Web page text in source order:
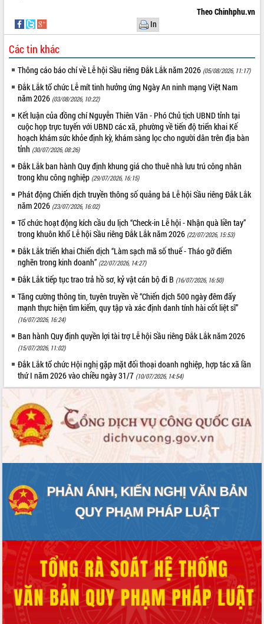
VIDEO
Không có file video nào để phát.
ALBUM ẢNH
LIÊN KẾT WEB
THỐNG KÊ TRUY CẬP
Hôm nay: 22602
Tất cả: 66067925
Theo Chinhphu.vn
In
Các tin khác
Thông cáo báo chí về Lễ hội Sầu riêng Đắk Lắk năm 2026 (05/08/2026, 11:17)
Đắk Lắk tổ chức Lễ mít tinh hưởng ứng Ngày An ninh mạng Việt Nam
năm 2026 (03/08/2026, 10:22)
Kết luận của đồng chí Nguyễn Thiên Văn - Phó Chủ tịch UBND tỉnh tại
cuộc họp trực tuyến với UBND các xã, phường về tiến độ triển khai Kế
hoạch khám sức khỏe định kỳ, khám sàng lọc cho người dân trên địa bàn
tỉnh (30/07/2026, 08:26)
Đắk Lắk ban hành Quy định khung giá cho thuê nhà lưu trú công nhân
trong khu công nghiệp (29/07/2026, 16:15)
Phát động Chiến dịch truyền thông số quảng bá Lễ hội Sầu riêng Đắk Lắk
năm 2026 (23/07/2026, 16:02)
Tổ chức hoạt động kích cầu du lịch “Check-in Lễ hội - Nhận quà liền tay”
trong khuôn khổ Lễ hội Sầu riêng Đắk Lắk năm 2026 (22/07/2026, 15:53)
Đắk Lắk triển khai Chiến dịch “Làm sạch mã số thuế - Tháo gỡ điểm
nghẽn trong kinh doanh” (22/07/2026, 14:27)
Đắk Lắk tiếp tục trao trả hồ sơ, kỷ vật cán bộ đi B (16/07/2026, 16:50)
Tăng cường thông tin, tuyên truyền về “Chiến dịch 500 ngày đêm đẩy
mạnh thực hiện tìm kiếm, quy tập và xác định danh tính hài cốt liệt sĩ”
(16/07/2026, 16:24)
Ban hành Quy định quyền lợi tài trợ Lễ hội Sầu riêng Đắk Lắk năm 2026
(15/07/2026, 11:02)
Đắk Lắk tổ chức Hội nghị gặp mặt đối thoại doanh nghiệp, hợp tác xã lần
thứ I năm 2026 vào chiều ngày 31/7 (10/07/2026, 14:54)